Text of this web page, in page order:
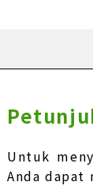
Untuk
Anda